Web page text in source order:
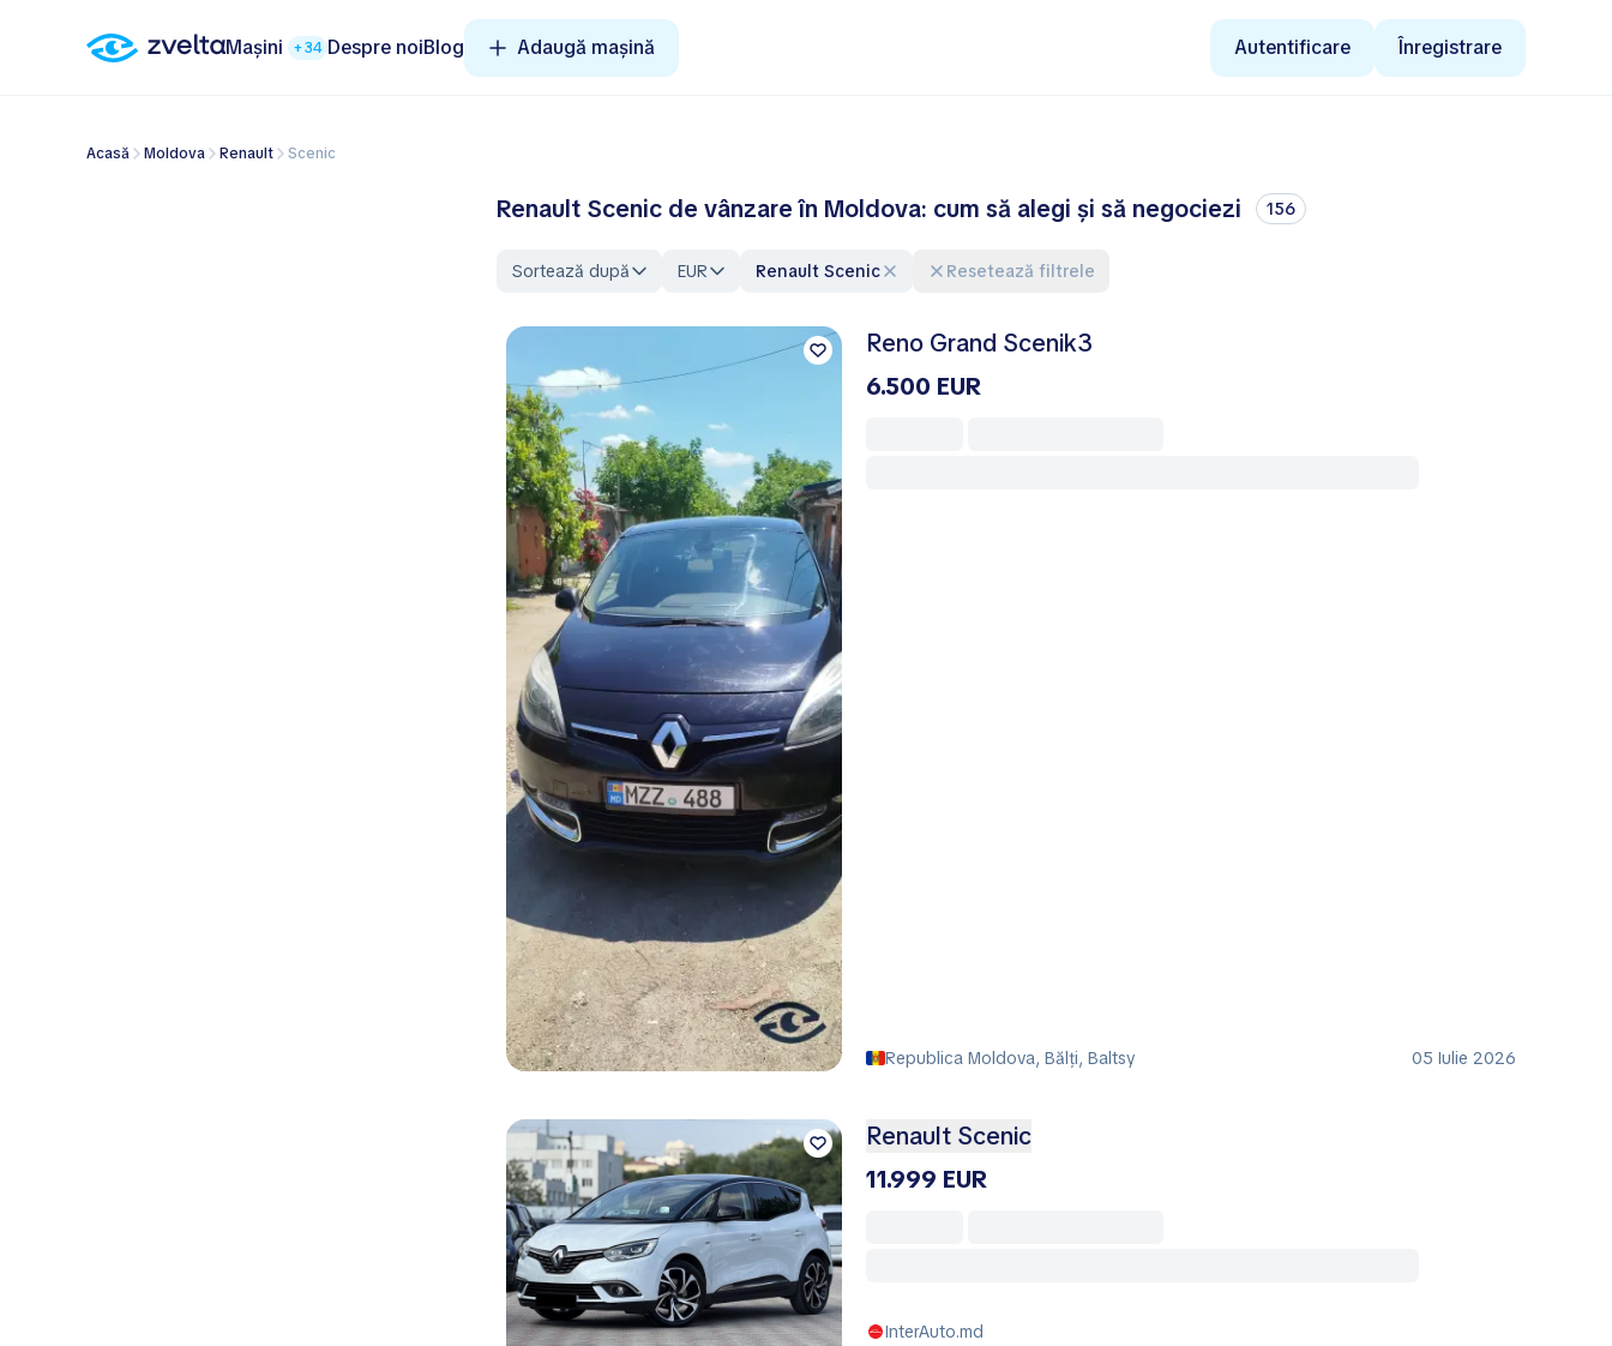
Mașini +34 Despre noiBlog Adaugă mașină Autentificare Înregistrare
Acasă Moldova Renault Scenic
Renault Scenic de vânzare în Moldova: cum să alegi și să negociezi 156
Sortează după EUR Renault Scenic Resetează filtrele
Reno Grand Scenik3
6.500 EUR
Republica Moldova, Bălţi, Baltsy 05 Iulie 2026
Renault Scenic
11.999 EUR
InterAuto.md